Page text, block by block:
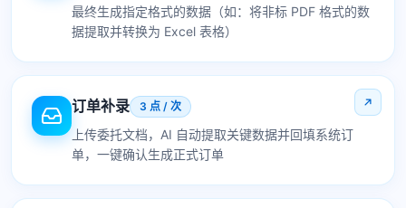
最终生成指定格式的数据（如：将非标 PDF 格式的数
据提取并转换为 Excel 表格）
订单补录 3 点 / 次
上传委托文档，AI 自动提取关键数据并回填系统订
单，一键确认生成正式订单